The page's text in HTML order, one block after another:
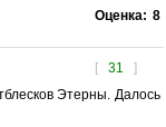
Оценка: 8
[ 31 ]
Этерны. Далось